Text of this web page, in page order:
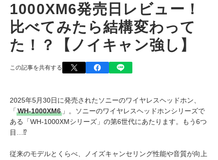
1000XM6発売日レビュー！
比べてみたら結構変わって
た！？【ノイキャン強し】
この記事を共有する
2025年5月30日に発売されたソニーのワイヤレスヘッドホン、
「 WH-1000XM6 」。ソニーのワイヤレスヘッドホンシリーズで
ある「WH-1000XMシリーズ」の第6世代にあたります。もう6つ
目…⁉︎
従来のモデルとくらべ、ノイズキャンセリング性能や音質が向上